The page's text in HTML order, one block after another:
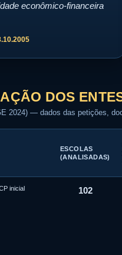
econômico-financeira
DOS
2024) — dados das petições,
ESCOLAS
(ANALISADAS)
inicial
102